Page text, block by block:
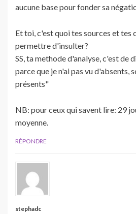
aucune base pour fonder sa
Et toi, c'est quoi tes sources et tes
permettre d'insulter?
SS, ta methode d'analyse, c'est de
parce que je n'ai pas vu d'absents,
présents"
NB: pour ceux qui savent lire: 29
moyenne.
RÉPONDRE
stephadc